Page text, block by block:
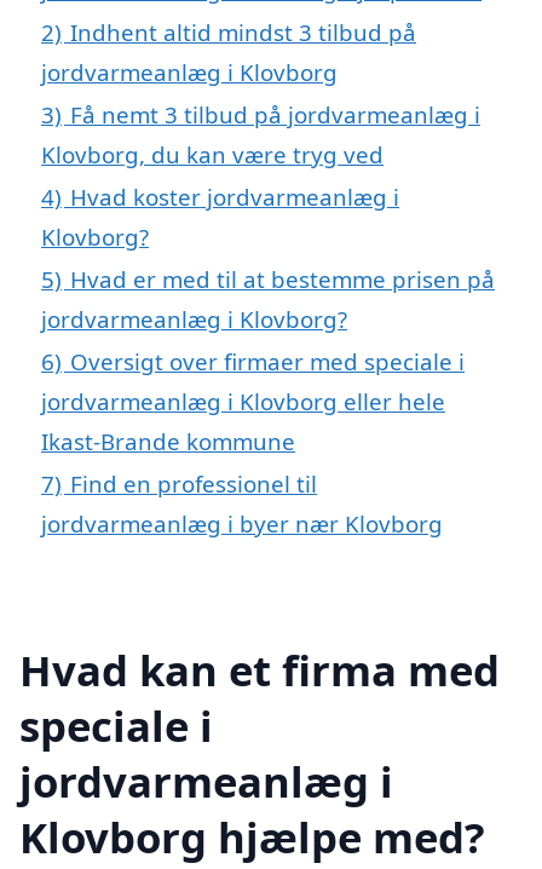
2) Indhent altid mindst 3 tilbud på
jordvarmeanlæg i Klovborg
3) Få nemt 3 tilbud på jordvarmeanlæg i
Klovborg, du kan være tryg ved
4) Hvad koster jordvarmeanlæg i
Klovborg?
5) Hvad er med til at bestemme prisen på
jordvarmeanlæg i Klovborg?
6) Oversigt over firmaer med speciale i
jordvarmeanlæg i Klovborg eller hele
Ikast-Brande kommune
7) Find en professionel til
jordvarmeanlæg i byer nær Klovborg
Hvad kan et firma med
speciale i
jordvarmeanlæg i
Klovborg hjælpe med?